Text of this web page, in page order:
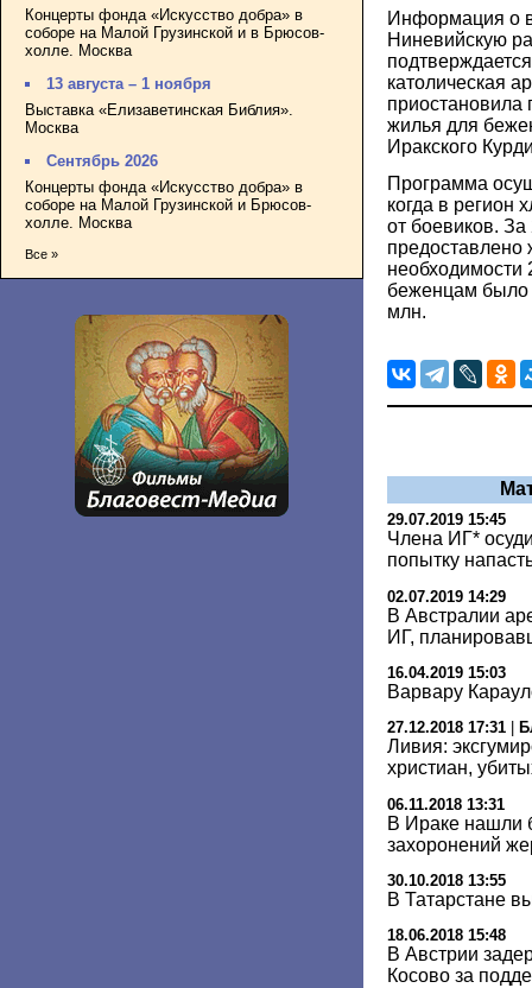
Концерты фонда «Искусство добра» в
соборе на Малой Грузинской и в Брюсов-
холле. Москва
13 августа – 1 ноября
Выставка «Елизаветинская Библия».
Москва
Сентябрь 2026
Концерты фонда «Искусство добра» в
соборе на Малой Грузинской и Брюсов-
холле. Москва
Все »
Информация о
Ниневийскую
католическая
приостановила
жилья для
Иракского
Программа
когда в регион
от боевиков.
беженцам было
млн.
29.07.2019 15:45
Члена ИГ*
попытку
02.07.2019 14:29
В Австралии
ИГ,
16.04.2019 15:03
Варвару
27.12.2018 17:31
Ливия:
христиан,
06.11.2018 13:31
В Ираке нашли
захоронений
30.10.2018 13:55
В Татарстане
18.06.2018 15:48
В Австрии
Косово за